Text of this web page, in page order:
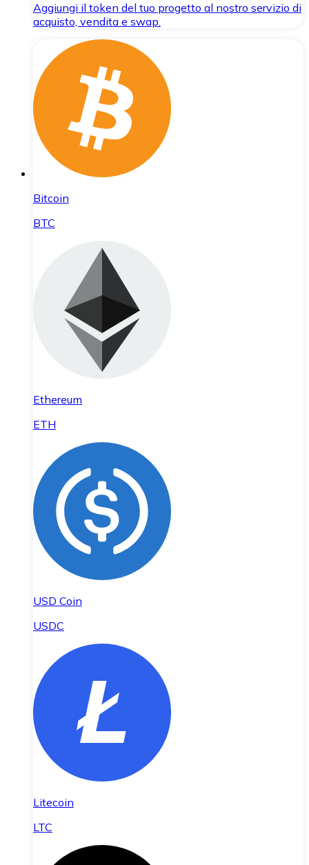
Aggiungi il token del tuo progetto al nostro servizio di
acquisto, vendita e swap.
Bitcoin
BTC
Ethereum
ETH
USD Coin
USDC
Litecoin
LTC